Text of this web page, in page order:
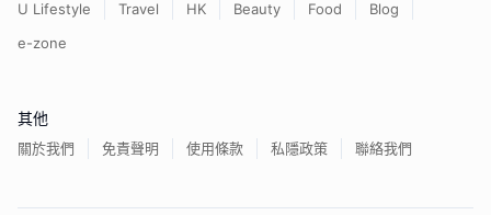
U Lifestyle Travel HK Beauty Food
Blog
e-zone
其他
關於我們 免責聲明 使用條款 私隱政策 聯絡我們